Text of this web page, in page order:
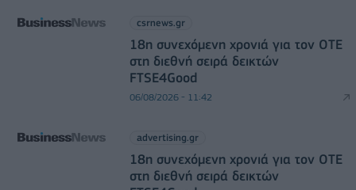
csrnews.gr
18η συνεχόμενη χρονιά για τον ΟΤΕ
στη διεθνή σειρά δεικτών
FTSE4Good
06/08/2026 - 11:42
advertising.gr
18η συνεχόμενη χρονιά για τον ΟΤΕ
στη διεθνή σειρά δεικτών